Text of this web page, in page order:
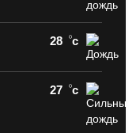
28 c
27 c